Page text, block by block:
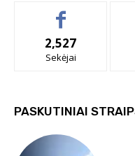
2,527
Sekėjai
PASKUTINIAI